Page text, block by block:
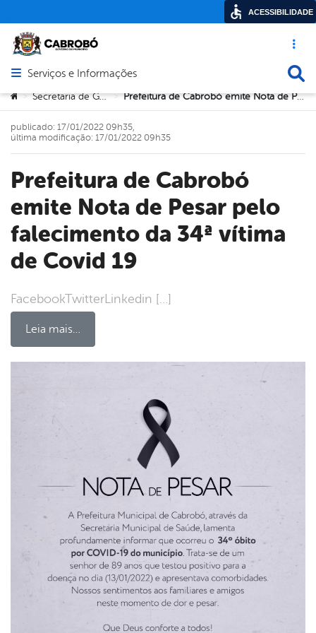
Acesso
Abrir menu principal de navegação
Serviços e Informações
Você está aqui:
> Secretaria de Governo > Prefeitura de Cabrobó emite Nota de Pesar pelo falecimento da 34ª vítima de Covid 19
Prefeitura de Cabrobó
emite Nota de Pesar pelo
falecimento da 34ª vítima
de Covid 19
FacebookTwitterLinkedin […]
Leia mais…
publicado: 17/01/2022 09h35,
última modificação: 17/01/2022 09h35
ACESSIBILIDADE